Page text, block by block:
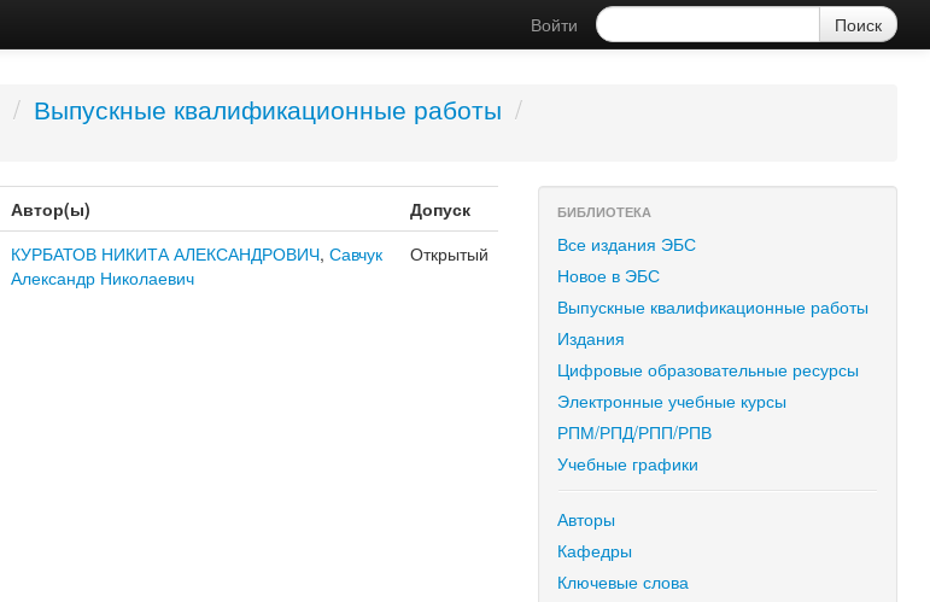
Войти
/ Выпускные квалификационные работы /
Автор(ы)
Допуск
КУРБАТОВ НИКИТА АЛЕКСАНДРОВИЧ, Савчук
Александр Николаевич
Открытый
БИБЛИОТЕКА
Все издания ЭБС
Новое в ЭБС
Выпускные квалификационные работы
Издания
Цифровые образовательные ресурсы
Электронные учебные курсы
РПМ/РПД/РПП/РПВ
Учебные графики
Авторы
Кафедры
Ключевые слова